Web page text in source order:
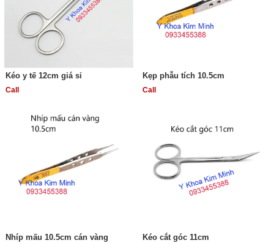
Kéo y tế 12cm giá sỉ
Call
Kẹp phẫu tích 10.5cm
Call
Nhíp mấu 10.5cm cán vàng Kéo cắt góc 11cm